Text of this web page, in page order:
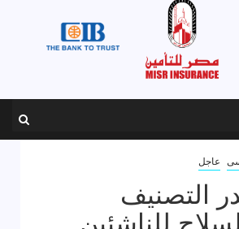
عاجل
التصنيف
للناشئين